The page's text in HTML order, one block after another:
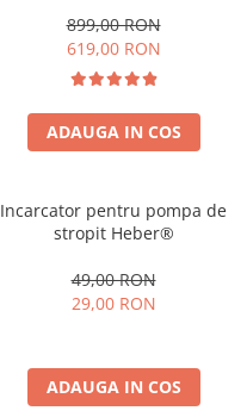
Vasul de expansiune )
899,00 RON
619,00 RON
ADAUGA IN COS
Incarcator pentru pompa de
stropit Heber®
49,00 RON
29,00 RON
ADAUGA IN COS